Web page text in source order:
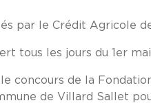
par le Crédit Agricole
tous les jours du 1er
concours de la
de Villard Sallet